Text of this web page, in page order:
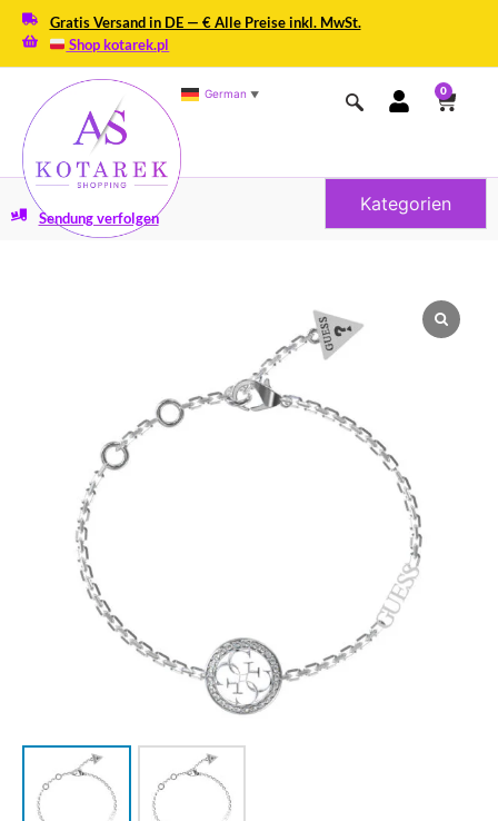
Gratis Versand in DE — € Alle Preise inkl. MwSt.
Shop kotarek.pl
German ▼ 0
Kategorien
Sendung verfolgen